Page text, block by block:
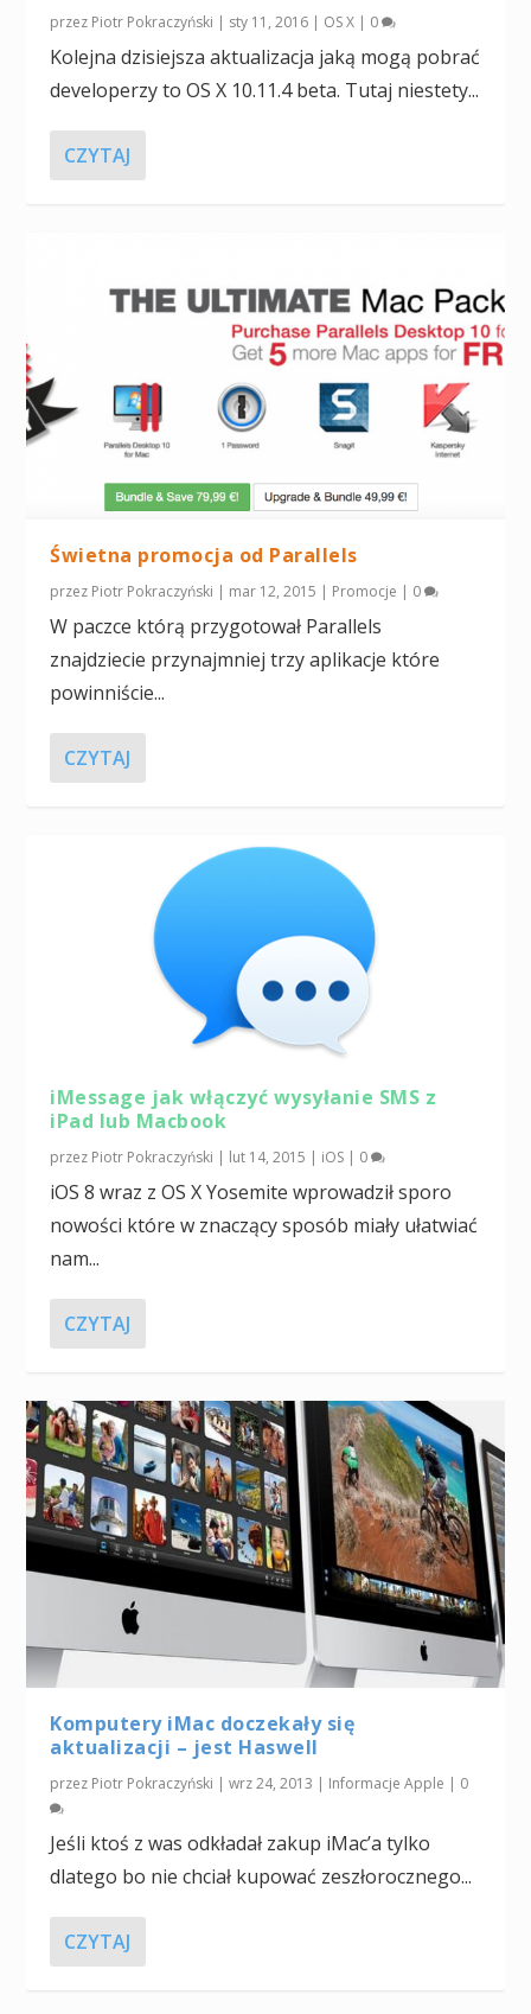
przez Piotr Pokraczyński sty 11, 2016 OS X 0
Kolejna dzisiejsza aktualizacja jaką mogą pobrać
developerzy to OS X 10.11.4 beta. Tutaj niestety...
CZYTAJ
Świetna promocja od Parallels
przez Piotr Pokraczyński | mar 12, 2015 | Promocje | 0
W paczce którą przygotował Parallels
znajdziecie przynajmniej trzy aplikacje które
powinniście...
CZYTAJ
iMessage jak włączyć wysyłanie SMS z
iPad lub Macbook
przez Piotr Pokraczyński | lut 14, 2015 | iOS | 0
iOS 8 wraz z OS X Yosemite wprowadził sporo
nowości które w znaczący sposób miały ułatwiać
nam...
CZYTAJ
Komputery iMac doczekały się
aktualizacji – jest Haswell
przez Piotr Pokraczyński |wrz 24, 2013 | Informacje Apple | 0
Jeśli ktoś z was odkładał zakup iMac’a tylko
dlatego bo nie chciał kupować zeszłorocznego...
CZYTAJ